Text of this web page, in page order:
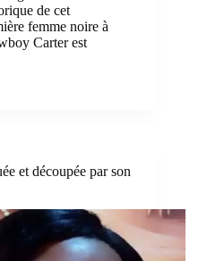
de cet
femme noire à
Carter est
et découpée par son